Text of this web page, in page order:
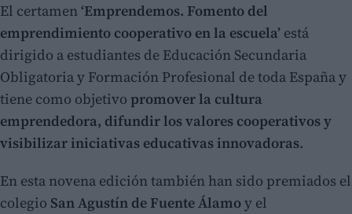
El certamen ‘Emprendemos. Fomento del
emprendimiento cooperativo en la escuela’ está
dirigido a estudiantes de Educación Secundaria
Obligatoria y Formación Profesional de toda España y
tiene como objetivo promover la cultura
emprendedora, difundir los valores cooperativos y
visibilizar iniciativas educativas innovadoras.
En esta novena edición también han sido premiados el
colegio San Agustín de Fuente Álamoy el